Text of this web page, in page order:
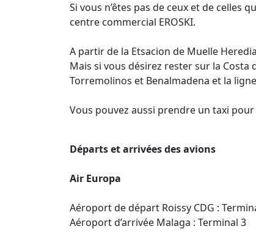
Si vous n’êtes pas de ceux et de celles
centre commercial EROSKI.
A partir de la Etsacion de Muelle
Mais si vous désirez rester sur la Costa
Torremolinos et Benalmadena et la
Vous pouvez aussi prendre un taxi
Départs et arrivées des avions
Air Europa
Aéroport de départ Roissy CDG :
Aéroport d’arrivée Malaga : Terminal 3